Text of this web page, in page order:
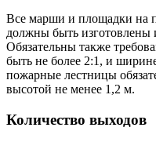
Все марши и площадки на
должны быть изготовлены
Обязательны также
быть не более 2:1, и
пожарные лестницы
высотой не менее 1,2 м.
Количество выходов